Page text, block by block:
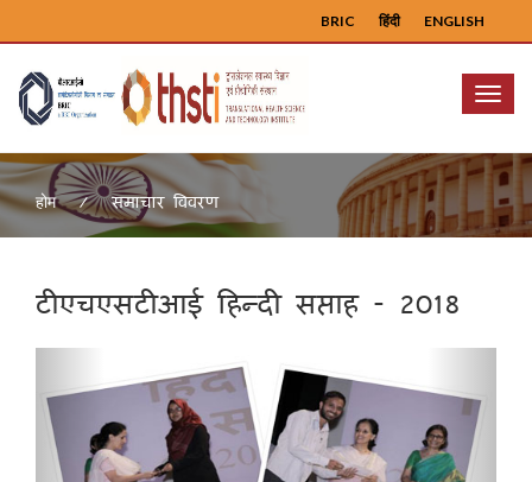
ENGLISH
हिंदी
BRIC
Menu
होम समाचार विवरण
टीएचएसटीआई हिन्दी सप्ताह - 2018